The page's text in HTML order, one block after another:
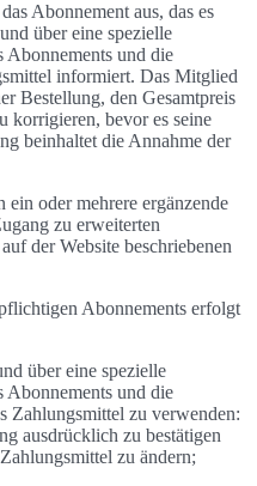
Abonnement aus, das es
über eine spezielle
Abonnements und die
informiert. Das Mitglied
Bestellung, den Gesamtpreis
korrigieren, bevor es seine
beinhaltet die Annahme der
oder mehrere ergänzende
zu erweiterten
der Website beschriebenen
Abonnements erfolgt
über eine spezielle
Abonnements und die
Zahlungsmittel zu verwenden:
ausdrücklich zu bestätigen
zu ändern;